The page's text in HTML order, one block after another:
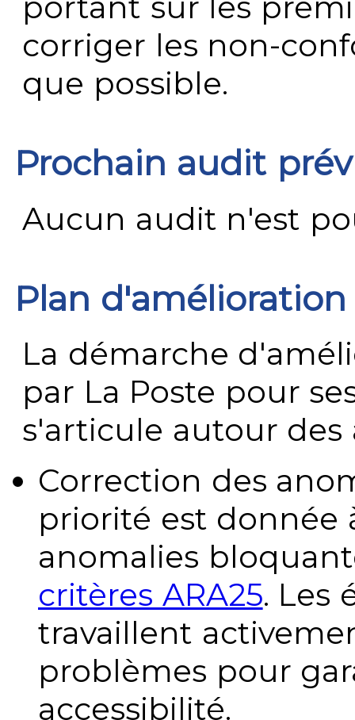
corriger les non-
que possible.
Prochain audit
Aucun audit n'est
Plan
La démarche
par La Poste pour
s'articule autour des
Correction des
priorité est donnée
anomalies
critères ARA25. Les
travaillent
problèmes pour
accessibilité.